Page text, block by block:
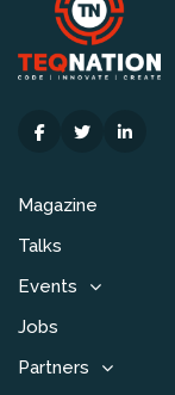
Magazine
Talks
Events
Jobs
Partners